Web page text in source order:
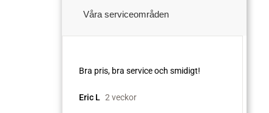
Våra serviceområden